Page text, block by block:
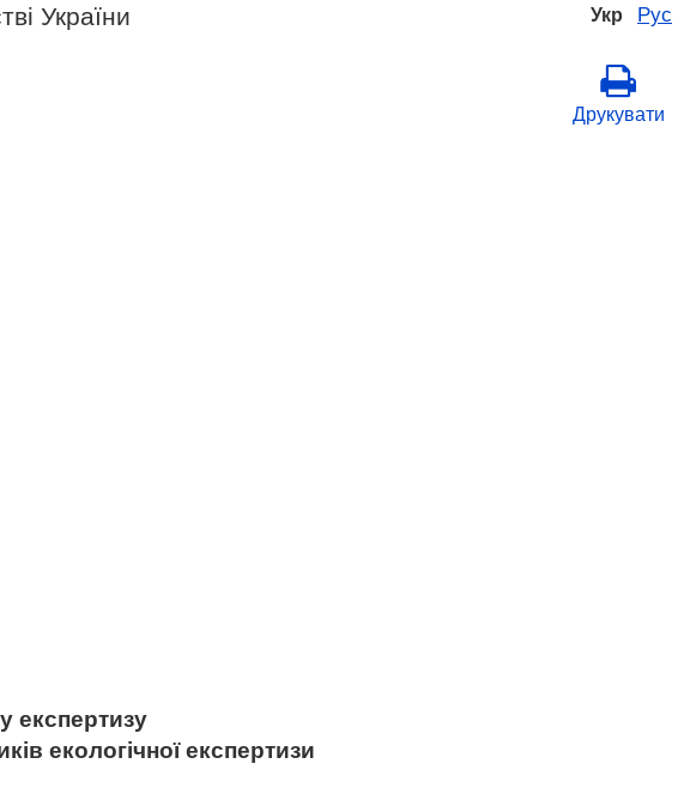
Укр Рус
України
Друкувати
експертизу
екологічної експертизи